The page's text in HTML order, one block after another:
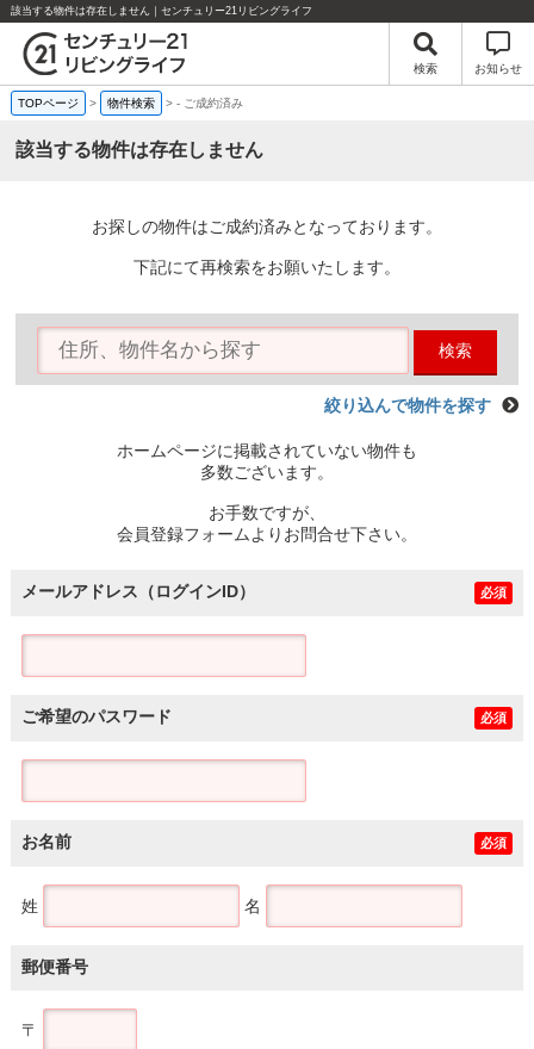
該当する物件は存在しません｜センチュリー21リビングライフ
検索 お知らせ
TOPページ > 物件検索 >- ご成約済み
該当する物件は存在しません
お探しの物件はご成約済みとなっております。
下記にて再検索をお願いたします。
検索
絞り込んで物件を探す
ホームページに掲載されていない物件も
多数ございます。
お手数ですが、
会員登録フォームよりお問合せ下さい。
メールアドレス（ログインID） 必須
ご希望のパスワード 必須
お名前 必須
姓 名
郵便番号
〒